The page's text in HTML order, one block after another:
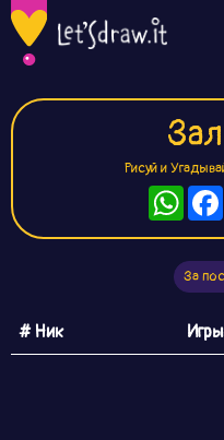
Рисуй и
За
# Ник Игры